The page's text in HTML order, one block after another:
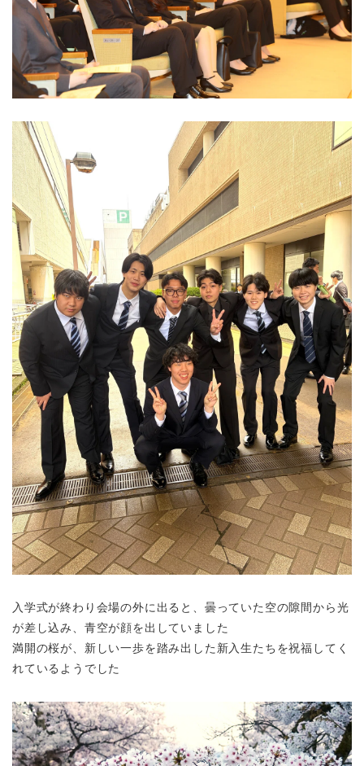
入学式が終わり会場の外に出ると、曇っていた空の隙間から光
が差し込み、青空が顔を出していました
満開の桜が、新しい一歩を踏み出した新入生たちを祝福してく
れているようでした